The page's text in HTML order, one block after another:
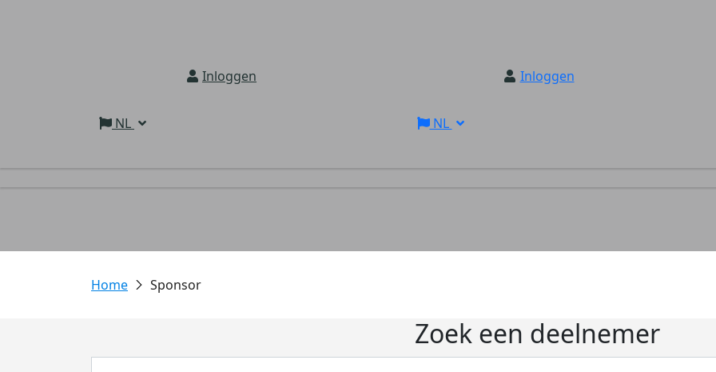
Inloggen
NL
Inloggen
NL
Sponsor
Zoek een deelnemer